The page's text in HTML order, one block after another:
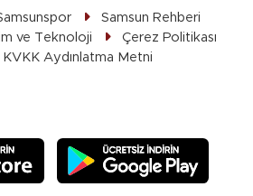
Samsun Rehberi
ve Teknoloji
Çerez Politikası
KVKK Aydınlatma Metni